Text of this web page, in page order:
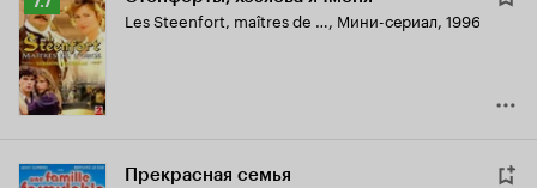
Кинопоиска
7.7
Les Steenfort, maîtres de l'orge, Мини-сериал, 1996
Прекрасная семья